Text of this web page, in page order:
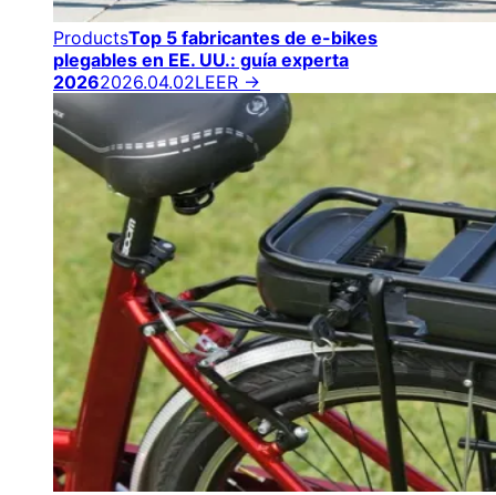
ProductsTop 5 fabricantes de e-bikes
plegables en EE. UU.: guía experta
20262026.04.02LEER →